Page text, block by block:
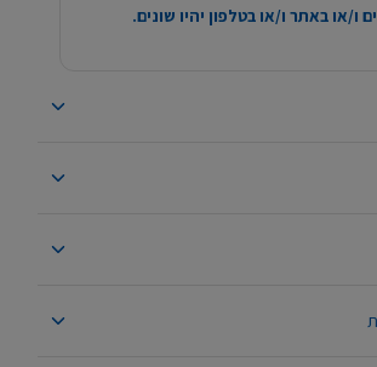
ו/או באתר ו/או בטלפון יהיו שונים.